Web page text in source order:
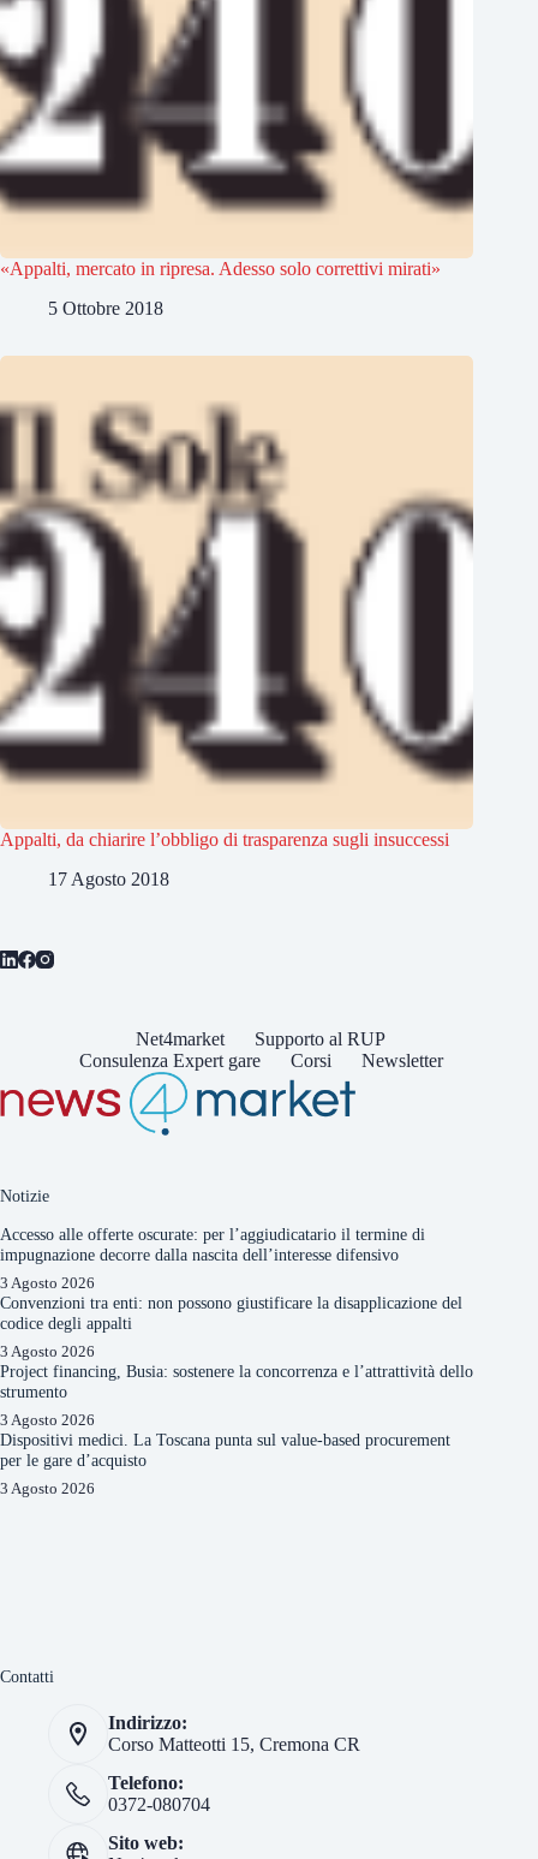
«Appalti, mercato in ripresa. Adesso solo correttivi mirati»
5 Ottobre 2018
Appalti, da chiarire l’obbligo di trasparenza sugli insuccessi
17 Agosto 2018
Net4market
Supporto al RUP
Consulenza Expert gare
Corsi Newsletter
Notizie
Accesso alle offerte oscurate: per l’aggiudicatario il termine di
impugnazione decorre dalla nascita dell’interesse difensivo
3 Agosto 2026
Convenzioni tra enti: non possono giustificare la disapplicazione del
codice degli appalti
3 Agosto 2026
Project financing, Busia: sostenere la concorrenza e l’attrattività dello
strumento
3 Agosto 2026
Dispositivi medici. La Toscana punta sul value-based procurement
per le gare d’acquisto
3 Agosto 2026
Contatti
Indirizzo:
Corso Matteotti 15, Cremona CR
Telefono:
0372-080704
Sito web: